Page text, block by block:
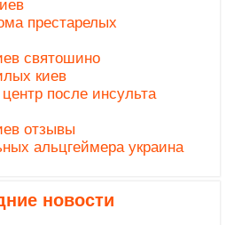
престарелых
святошино
киев
после инсульта
отзывы
альцгеймера украина
новости